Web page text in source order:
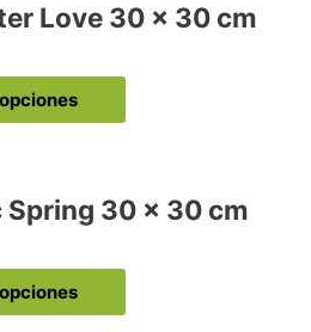
la
variantes.
opciones
la
de
Love 30 x 30 cm
producto
variantes.
opciones
30 x 30 cm
producto